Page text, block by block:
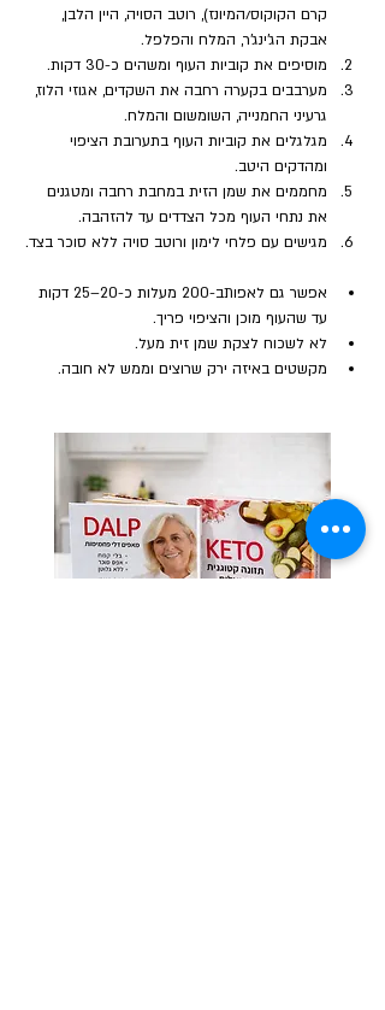
קרם הקוקוס/המיונז), רוטב הסויה, היין הלבן,
אבקת הג'ינג'ר, המלח והפלפל.
מוסיפים את קוביות העוף ומשהים כ-30 דקות.
מערבבים בקערה רחבה את השקדים, אגוזי הלוז,
גרעיני החמנייה, השומשום והמלח.
מגלגלים את קוביות העוף בתערובת הציפוי
ומהדקים היטב.
מחממים את שמן הזית במחבת רחבה ומטגנים
את נתחי העוף מכל הצדדים עד להזהבה.
מגישים עם פלחי לימון ורוטב סויה ללא סוכר בצד.
אפשר גם לאפותב-200 מעלות כ-20–25 דקות
עד שהעוף מוכן והציפוי פריך.
לא לשכוח לצקת שמן זית מעל.
מקשטים באיזה ירק שרוצים וממש לא חובה.